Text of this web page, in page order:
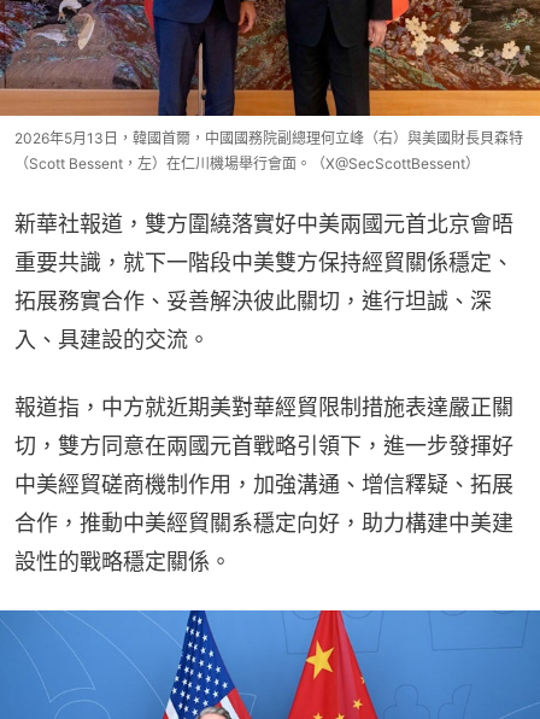
2026年5月13日，韓國首爾，中國國務院副總理何立峰（右）與美國財長貝森特
（Scott Bessent，左）在仁川機場舉行會面。（X@SecScottBessent）
新華社報道，雙方圍繞落實好中美兩國元首北京會晤
重要共識，就下一階段中美雙方保持經貿關係穩定、
拓展務實合作、妥善解決彼此關切，進行坦誠、深
入、具建設的交流。
報道指，中方就近期美對華經貿限制措施表達嚴正關
切，雙方同意在兩國元首戰略引領下，進一步發揮好
中美經貿磋商機制作用，加強溝通、增信釋疑、拓展
合作，推動中美經貿關系穩定向好，助力構建中美建
設性的戰略穩定關係。